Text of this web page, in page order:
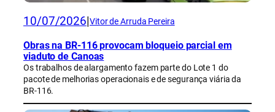
10/07/2026 Vitor de Arruda Pereira
Obras na BR-116 provocam bloqueio parcial em
viaduto de Canoas
Os trabalhos de alargamento fazem parte do Lote 1 do
pacote de melhorias operacionais e de segurança viária da
BR-116.